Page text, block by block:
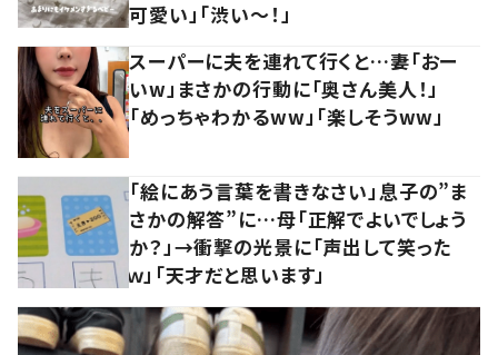
可愛い」「渋い～！」
スーパーに夫を連れて行くと…妻「おー
いw」まさかの行動に「奥さん美人！」
「めっちゃわかるww」「楽しそうww」
「絵にあう言葉を書きなさい」息子の”ま
さかの解答”に…母「正解でよいでしょう
か？」→衝撃の光景に「声出して笑った
ｗ」「天才だと思います」